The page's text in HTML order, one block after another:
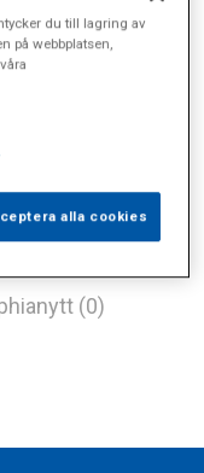
(0)
du till lagring av
på webbplatsen,
alla cookies